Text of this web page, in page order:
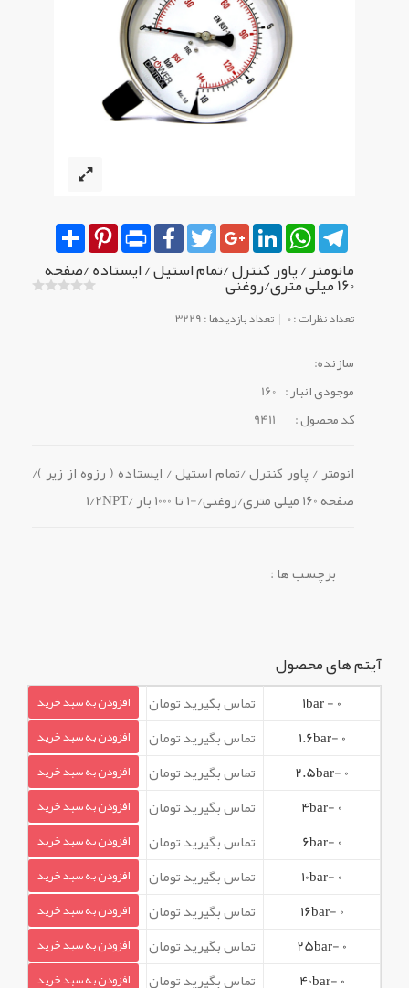
SharePinterest Print
FacebookTwitterGoogle+LinkedInWhatsAppTelegram
مانومتر / پاور کنترل /تمام استیل / ایستاده /صفحه
160 میلی متری/روغنی
تعداد نظرات : 0 تعداد بازدیدها : 3229
سازنده:
موجودی انبار : 160
کد محصول :
9411
انومتر / پاور کنترل /تمام استیل / ایستاده ( رزوه از زیر )/
صفحه 160 میلی متری/روغنی/-1 تا 1000 بار /1/2NPT
برچسب ها :
آیتم های محصول
0 - 1bar تماس بگیرید تومان افزودن به سبد خرید
0 -1.6bar تماس بگیرید تومان افزودن به سبد خرید
0 -2.5bar تماس بگیرید تومان افزودن به سبد خرید
0 -4bar تماس بگیرید تومان افزودن به سبد خرید
0 -6bar تماس بگیرید تومان افزودن به سبد خرید
0 -10bar تماس بگیرید تومان افزودن به سبد خرید
0 -16bar تماس بگیرید تومان افزودن به سبد خرید
0 -25bar تماس بگیرید تومان افزودن به سبد خرید
0 -40bar تماس بگیرید تومان افزودن به سبد خرید